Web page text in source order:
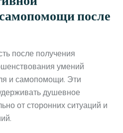
после
после получения
умений
и самопомощи. Эти
душевное
от сторонних ситуаций и